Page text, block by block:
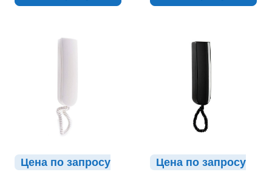
Цена по запросу
Цена по запросу